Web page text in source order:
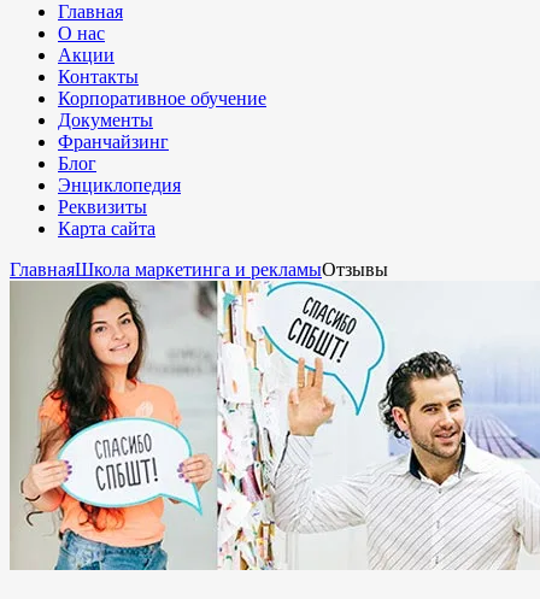
Главная
О нас
Акции
Контакты
Корпоративное обучение
Документы
Франчайзинг
Блог
Энциклопедия
Реквизиты
Карта сайта
ГлавнаяШкола маркетинга и рекламыОтзывы